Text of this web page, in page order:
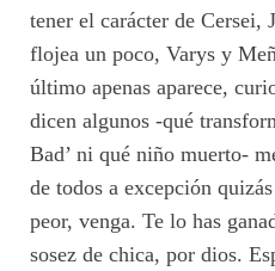
tener el carácter de Cersei,
flojea un poco, Varys y
último apenas aparece,
dicen algunos -qué
Bad’ ni qué niño muerto-
de todos a excepción
peor, venga. Te lo has
sosez de chica, por dios.